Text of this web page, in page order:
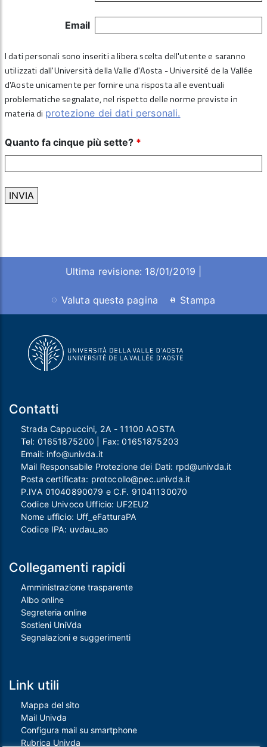
Email
I dati personali sono inseriti a libera scelta dell'utente e saranno
utilizzati dall'Università della Valle d'Aosta - Université de la Vallée
d'Aoste unicamente per fornire una risposta alle eventuali
problematiche segnalate, nel rispetto delle norme previste in
materia di protezione dei dati personali.
Quanto fa cinque più sette? *
Ultima revisione: 18/01/2019 |
Valuta questa pagina Stampa
Contatti
Strada Cappuccini, 2A - 11100 AOSTA
Tel: 01651875200 | Fax:01651875203
Email: info@univda.it
Mail Responsabile Protezione dei Dati: rpd@univda.it
Posta certificata: protocollo@pec.univda.it
P.IVA 01040890079 e C.F. 91041130070
Codice Univoco Ufficio: UF2EU2
Nome ufficio: Uff_eFatturaPA
Codice IPA: uvdau_ao
Collegamenti rapidi
Amministrazione trasparente
Albo online
Segreteria online
Sostieni UniVda
Segnalazioni e suggerimenti
Link utili
Mappa del sito
Mail Univda
Configura mail su smartphone
Rubrica Univda